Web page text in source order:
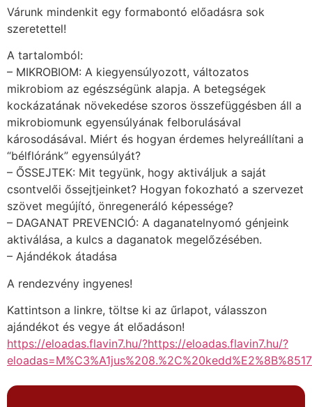
Várunk mindenkit egy formabontó előadásra sok
szeretettel!
A tartalomból:
– MIKROBIOM: A kiegyensúlyozott, változatos
mikrobiom az egészségünk alapja. A betegségek
kockázatának növekedése szoros összefüggésben áll a
mikrobiomunk egyensúlyának felborulásával
károsodásával. Miért és hogyan érdemes helyreállítani a
“bélflóránk” egyensúlyát?
– ŐSSEJTEK: Mit tegyünk, hogy aktiváljuk a saját
csontvelői őssejtjeinket? Hogyan fokozható a szervezet
szövet megújító, önregeneráló képessége?
– DAGANAT PREVENCIÓ: A daganatelnyomó génjeink
aktiválása, a kulcs a daganatok megelőzésében.
– Ajándékok átadása
A rendezvény ingyenes!
Kattintson a linkre, töltse ki az űrlapot, válasszon
ajándékot és vegye át előadáson!
https://eloadas.flavin7.hu/?https://eloadas.flavin7.hu/?